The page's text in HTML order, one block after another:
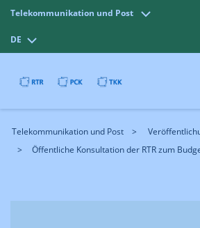
Telekommunikation und Post
DE
Telekommunikation und Post
Öffentliche Konsultation der RTR zum